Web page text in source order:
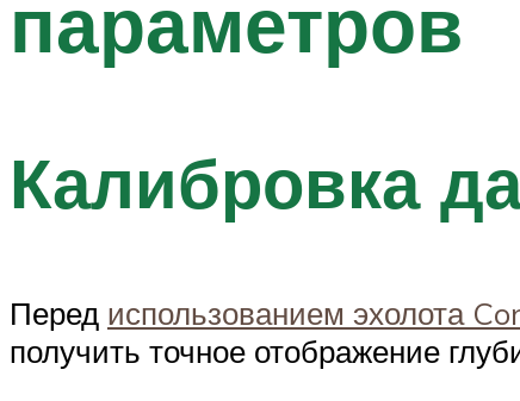
параметров
Калибровка
Перед использованием эхолота
получить точное отображение